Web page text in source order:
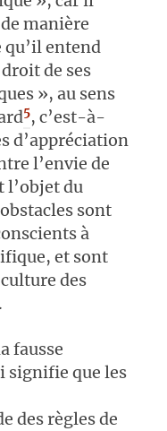
manière
entend
de ses
», au sens
5, c’est-à-
d’appréciation
l’envie de
l’objet du
sont
à
et sont
des
fausse
signifie que les
des règles de